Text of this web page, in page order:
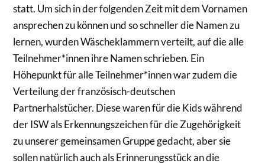
statt. Um sich in der folgenden Zeit mit dem Vornamen
ansprechen zu können und so schneller die Namen zu
lernen, wurden Wäscheklammern verteilt, auf die alle
Teilnehmer*innen ihre Namen schrieben. Ein
Höhepunkt für alle Teilnehmer*innen war zudem die
Verteilung der französisch-deutschen
Partnerhalstücher. Diese waren für die Kids während
der ISW als Erkennungszeichen für die Zugehörigkeit
zu unserer gemeinsamen Gruppe gedacht, aber sie
sollen natürlich auch als Erinnerungsstück an die